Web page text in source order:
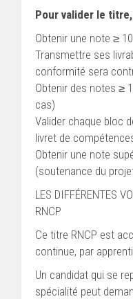
Pour valider le
Obtenir une note ≥
Transmettre ses
conformité sera
Obtenir des notes ≥
cas)
Valider chaque bloc
livret de
Obtenir une note
(soutenance du
LES DIFFÉRENTES
RNCP
Ce titre RNCP est
continue, par
Un candidat qui se
spécialité peut